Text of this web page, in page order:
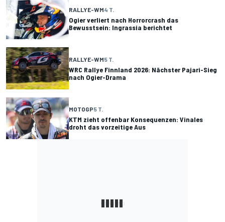
RALLYE-WM4 T.
Ogier verliert nach Horrorcrash das
Bewusstsein: Ingrassia berichtet
RALLYE-WM5 T.
WRC Rallye Finnland 2026: Nächster Pajari-Sieg
nach Ogier-Drama
MOTOGP5 T.
KTM zieht offenbar Konsequenzen: Vinales
droht das vorzeitige Aus